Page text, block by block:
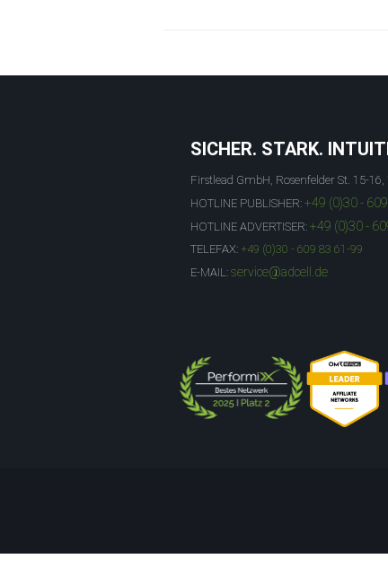
SICHER. STARK.
Firstlead GmbH, Rosenfelder St. 15-
HOTLINE PUBLISHER: +49 (0)30 -
HOTLINE ADVERTISER: +49 (0)30 -
TELEFAX: +49 (0)30 - 609 83 61-99
E-MAIL: service@adcell.de